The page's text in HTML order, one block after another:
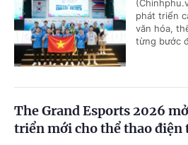
phát triển
văn hóa,
từng bước
The Grand Esports 2026
triển mới cho thể thao điện